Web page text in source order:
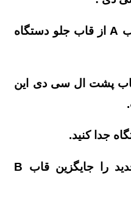
جهت این کار لازم است قاب A از قاب جلو دستگاه
قاب پشت ال سی دی این
- قاب دور ال سی دی جدید را جایگزین قاب B